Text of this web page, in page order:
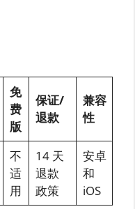
免
费
版
保证/
退款
兼容
性
不
适
用
14 天
退款
政策
安卓
和
iOS